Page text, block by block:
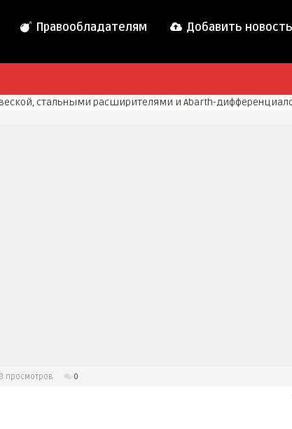
Правообладателям Добавить новость
стальными расширителями и Abarth-
просмотров 0